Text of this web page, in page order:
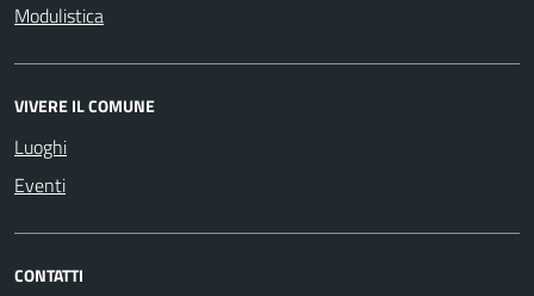
Modulistica
VIVERE IL COMUNE
Luoghi
Eventi
CONTATTI